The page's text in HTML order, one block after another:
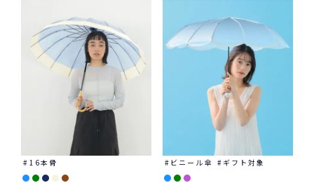
16本骨 ビニール傘 ギフト対象